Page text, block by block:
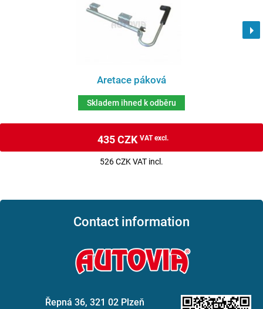
Aretace páková
Skladem ihned k odběru
435 CZKVAT excl.
526 CZK VAT incl.
Contact information
Řepná 36, 321 02 Plzeň